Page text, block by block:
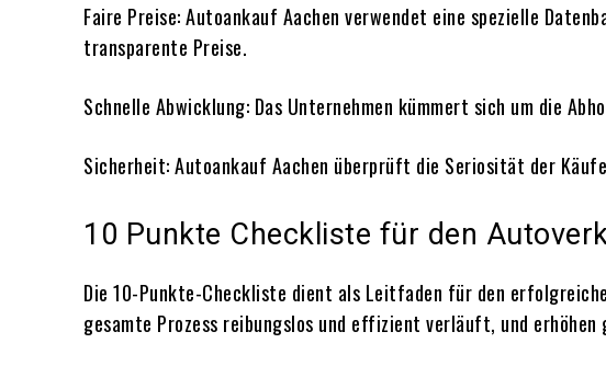
Faire Preise: Autoankauf Aachen verwendet eine spezielle
transparente Preise.
Schnelle Abwicklung: Das Unternehmen kümmert sich um die
Sicherheit: Autoankauf Aachen überprüft die Seriosität der
10 Punkte Checkliste für den
Die 10-Punkte-Checkliste dient als Leitfaden für den
gesamte Prozess reibungslos und effizient verläuft, und